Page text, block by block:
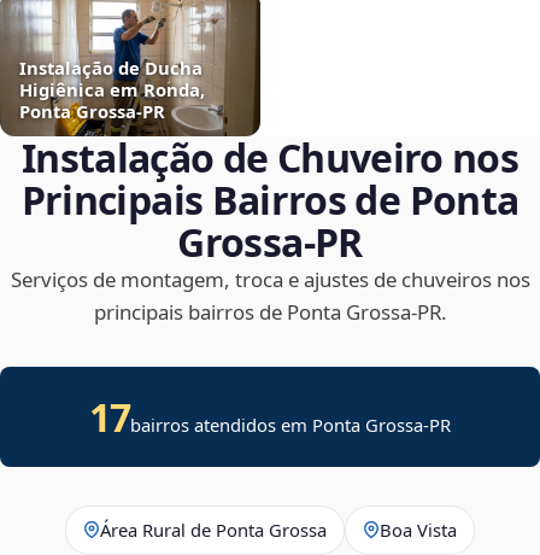
Instalação de Ducha
Higiênica em Ronda,
Ponta Grossa‑PR
Instalação de Chuveiro nos
Principais Bairros de Ponta
Grossa‑PR
Serviços de montagem, troca e ajustes de chuveiros nos
principais bairros de Ponta Grossa‑PR.
17bairros atendidos em Ponta Grossa-PR
Área Rural de Ponta Grossa Boa Vista